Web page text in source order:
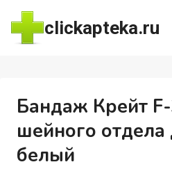
Перейти
содержимому
clickapteka.ru
Бандаж Крейт
шейного отдела
белый